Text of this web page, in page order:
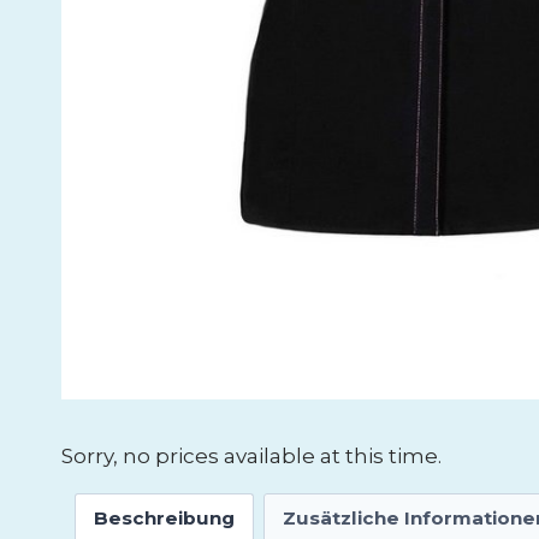
Sorry, no prices available at this time.
Beschreibung Zusätzliche